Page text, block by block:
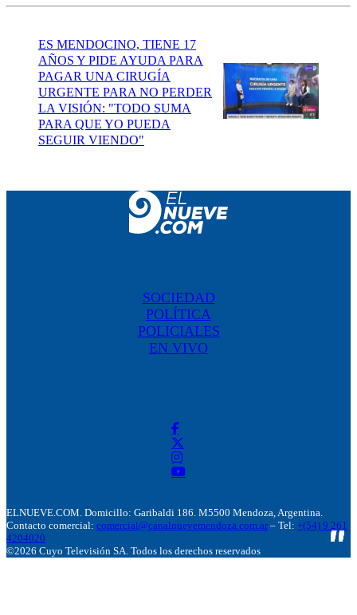
ES MENDOCINO, TIENE 17
AÑOS Y PIDE AYUDA PARA
PAGAR UNA CIRUGÍA
URGENTE PARA NO PERDER
LA VISIÓN: "TODO SUMA
PARA QUE YO PUEDA
SEGUIR VIENDO"
SOCIEDAD
POLÍTICA
POLICIALES
EN VIVO
ELNUEVE.COM. Domicillo: Garibaldi 186. M5500 Mendoza, Argentina.
Contacto comercial: comercial@canalnuevemendoza.com.ar – Tel: +(54) 9 261
4204020
©2026 Cuyo Televisión SA. Todos los derechos reservados